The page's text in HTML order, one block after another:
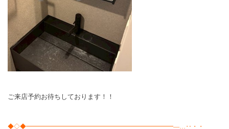
ご来店予約お待ちしております！！
◆◇◆━━━━━━━━━━━━━━━━━━━━━━━━―…‥・・